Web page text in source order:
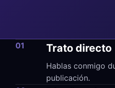
01 Trato directo
Hablas conmigo
publicación.